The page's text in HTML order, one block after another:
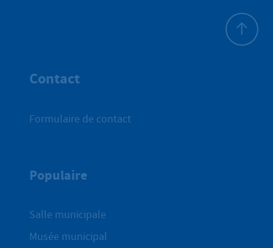
Contact
Formulaire de contact
Populaire
Salle municipale
Musée municipal